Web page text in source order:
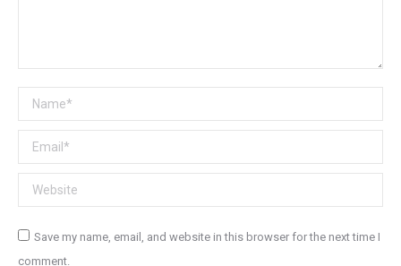
Name *
Email *
Website
Save my name, email, and website in this browser for the next time I
comment.